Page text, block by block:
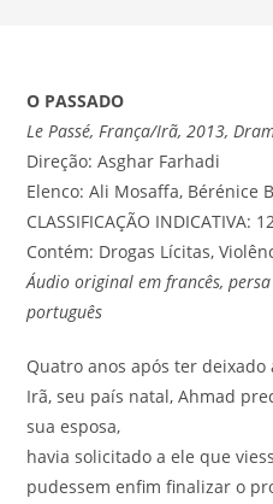
O PASSADO
Le Passé, França/Irã, 2013,
Direção: Asghar Farhadi
Elenco: Ali Mosaffa, Bérénice
CLASSIFICAÇÃO INDICATIVA:
Contém: Drogas Lícitas,
Áudio original em francês,
português
Quatro anos após ter
Irã, seu país natal, Ahmad
sua esposa,
havia solicitado a ele que
pudessem enfim finalizar o